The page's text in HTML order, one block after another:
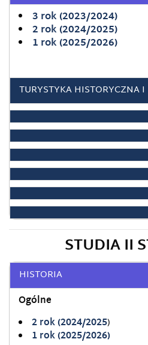
3 rok (2023/2024)
2 rok (2024/2025)
1 rok (2025/2026)
TURYSTYKA HISTORYCZNA
STUDIA II
HISTORIA
Ogólne
2 rok (2024/2025)
1 rok (2025/2026)